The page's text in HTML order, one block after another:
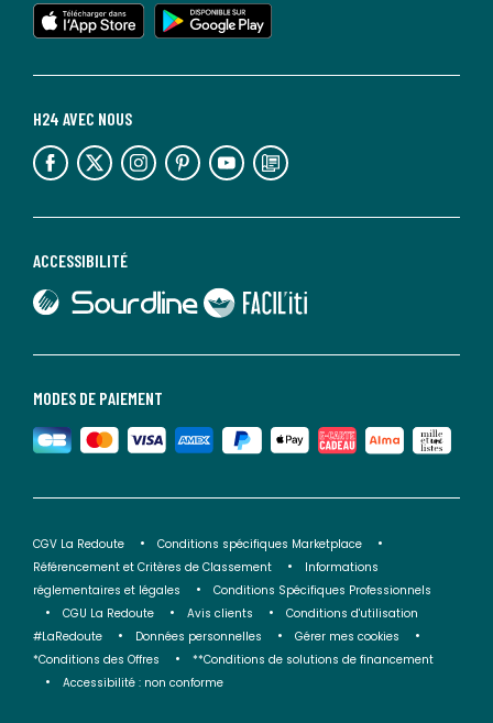
MODES DE PAIEMENT
ACCESSIBILITÉ
lien vers Sourdline
lien vers Faciliti
H24 AVEC NOUS
lien vers l'espace réseaux sociaux lien vers l'espace réseaux sociaux lien vers l'espace réseaux sociaux lien vers l'espace réseaux sociaux lien vers l'espace réseaux sociaux lien vers le blog la redoute
CGV La Redoute
Conditions spécifiques Marketplace
Référencement et Critères de Classement
Informations
réglementaires et légales
Conditions Spécifiques Professionnels
CGU La Redoute
Avis clients
Conditions d'utilisation
#LaRedoute
Données personnelles
Gérer mes cookies
*Conditions des Offres
**Conditions de solutions de financement
Accessibilité : non conforme